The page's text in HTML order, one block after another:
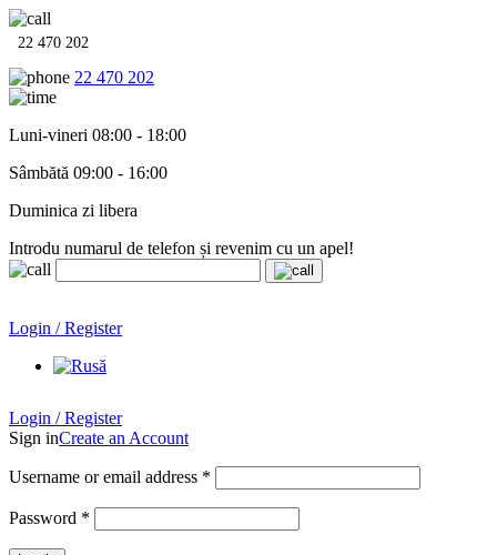
22 470 202
22 470 202
Luni-vineri 08:00 - 18:00
Sâmbătă 09:00 - 16:00
Duminica zi libera
Introdu numarul de telefon și revenim cu un apel!
Login / Register
Login / Register
Sign inCreate an Account
Username or email address *
Password *